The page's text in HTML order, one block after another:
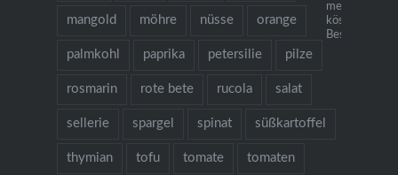
mangold möhre nüsse orange
palmkohl paprika petersilie pilze
rosmarin rote bete rucola salat
sellerie spargel spinat süßkartoffel
thymian tofu tomate tomaten
mehr als 130
köstlichen
Bestellung